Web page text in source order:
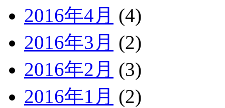
2016年4月 (4)
2016年3月 (2)
2016年2月 (3)
2016年1月 (2)